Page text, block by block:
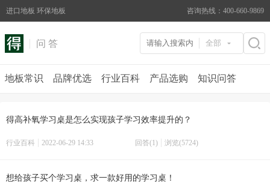
进口地板 环保地板 咨询热线：400-660-9869
问 答 全部
地板常识 品牌优选 行业百科 产品选购 知识问答
得高补氧学习桌是怎么实现孩子学习效率提升的？
行业百科 2022-06-29 14:33 回答(1) 浏览(5724)
想给孩子买个学习桌，求一款好用的学习桌！